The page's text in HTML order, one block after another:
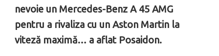
nevoie un Mercedes-Benz A 45 AMG
pentru a rivaliza cu un Aston Martin la
viteză maximă… a aflat Posaidon.